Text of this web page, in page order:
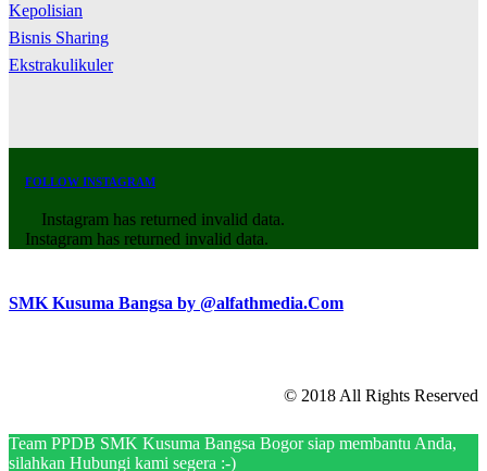
Kepolisian
Bisnis Sharing
Ekstrakulikuler
FOLLOW INSTAGRAM
Instagram has returned invalid data.
Instagram has returned invalid data.
SMK Kusuma Bangsa by @alfathmedia.Com
© 2018 All Rights Reserved
Team PPDB SMK Kusuma Bangsa Bogor siap membantu Anda,
silahkan Hubungi kami segera :-)